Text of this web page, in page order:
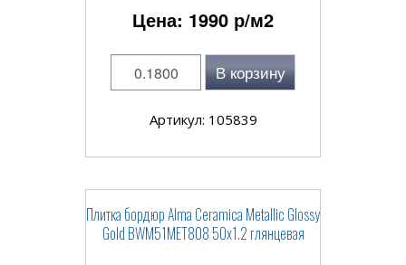
Цена: 1990 р/м2
В корзину
Артикул: 105839
Плитка бордюр Alma Ceramica Metallic Glossy
Gold BWM51MET808 50x1.2 глянцевая